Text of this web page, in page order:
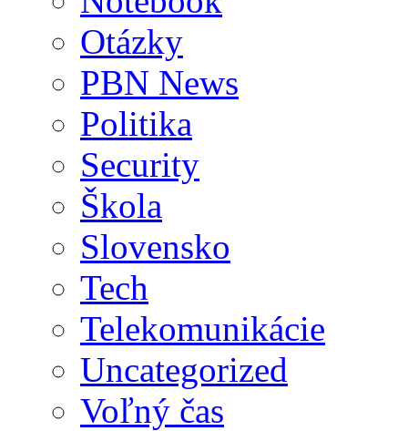
Otázky
PBN News
Politika
Security
Škola
Slovensko
Tech
Telekomunikácie
Uncategorized
Voľný čas